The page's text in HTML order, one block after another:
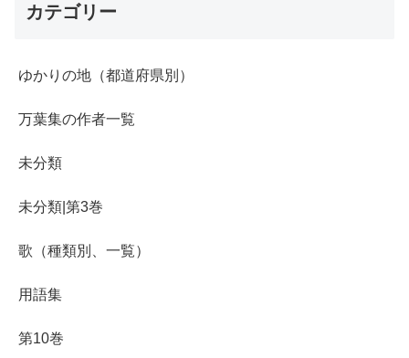
カテゴリー
ゆかりの地（都道府県別）
万葉集の作者一覧
未分類
未分類|第3巻
歌（種類別、一覧）
用語集
第10巻